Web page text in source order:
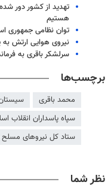
تهدید از کشور دور
هستیم
توان نظامی جمهوری
نیروی هوایی ارتش به
سرلشکر باقری به
برچسب‌ها
محمد باقری
سپاه پاسداران انقلاب
ستاد کل نیروهای مسلح
نظر شما